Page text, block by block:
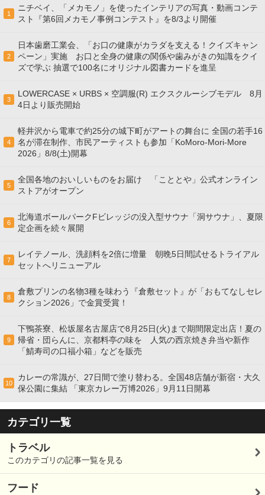
1
ニチベイ、「メカモノ」を使ったインテリアの写真・動画コンテ
スト『第6回メカモノ事例コンテスト』を8/3より開催
2
日本歯磨工業会、「お口の健康がカラダを支える！クイズキャン
ペーン」実施 お口と全身の健康の関係や歯みがきの知識をクイ
ズで学ぶ 抽選で100名にオリジナル図書カードを進呈
3
LOWERCASE × URBS × 空調服(R) エクスクルーシブモデル 8月
4日より販売開始
4
軽井沢から電車で約25分の城下町がアートの舞台に 全国の若手16
名が滞在制作、市民アーティストも参加「KoMoro-Mori-More
2026」8/8(土)開幕
5
全国各地のおいしいものをお届け 「こととや」公式オンライン
ストアがオープン
6
北海道ボールパークFビレッジの没入型サウナ「洞サウナ」、夏限
定企画を続々展開
7
レイテノール、洗顔料を2倍に増量 朝晩5日間試せるトライアル
セットへリニューアル
8
倉敷プリンの名物3種を味わう『倉敷セット』が「おもてなしセレ
クション2026」で金賞受賞！
9
下鴨茶寮、松坂屋名古屋店で8月25日(火)まで期間限定出店！夏の
帰省・団らんに、京都料亭の味を 人気の西京焼き弁当や新作
「鯖寿司の口福小箱」などを販売
10
カレーの常識が、27日間で塗り替わる。全国48店舗が新宿・大久
保公園に集結 「東京カレー万博2026」9月11日開幕
カテゴリ一覧
トラベル
このカテゴリの記事一覧を見る
フード